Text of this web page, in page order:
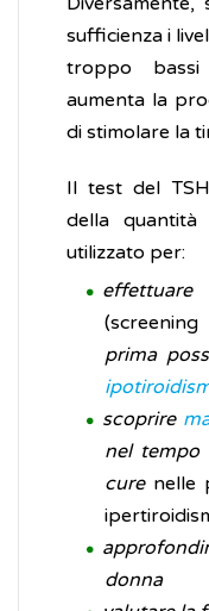
sufficienza i
troppo
aumenta la
di stimolare la
Il test del
della
utilizzato per:
prima
scoprire
nel tempo
curenelle
donna